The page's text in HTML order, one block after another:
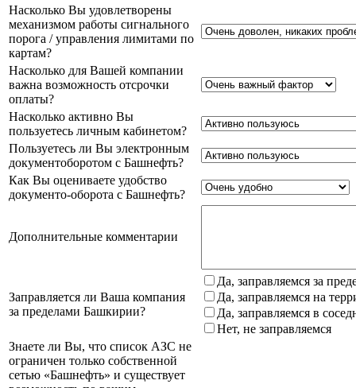
Насколько Вы удовлетворены
механизмом работы сигнального
порога / управления лимитами по
картам?
Насколько для Вашей компании
важна возможность отсрочки
оплаты?
Насколько активно Вы
пользуетесь личным кабинетом?
Пользуетесь ли Вы электронным
документоборотом с Башнефть?
Как Вы оцениваете удобство
документо-оборота с Башнефть?
Дополнительные комментарии
Заправляется ли Ваша компания
за пределами Башкирии?
Да, заправляемся за
Да, заправляемся на
Да, заправляемся в
Нет, не заправляемся
Знаете ли Вы, что список АЗС не
ограничен только собственной
сетью «Башнефть» и существует